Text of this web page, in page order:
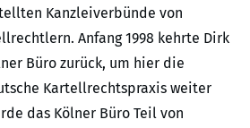
Kanzleiverbünde von
Anfang 1998 kehrte Dirk
Büro zurück, um hier die
Kartellrechtspraxis weiter
das Kölner Büro Teil von